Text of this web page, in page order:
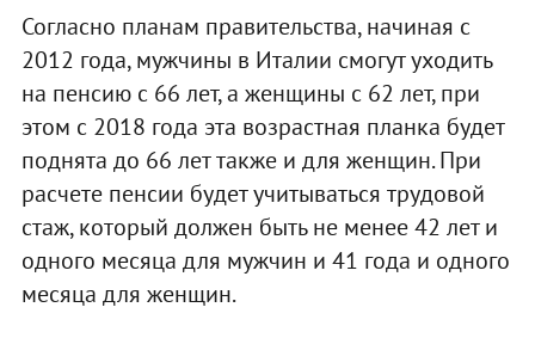
Согласно планам правительства, начиная с
2012 года, мужчины в Италии смогут уходить
на пенсию с 66 лет, а женщины с 62 лет, при
этом с 2018 года эта возрастная планка будет
поднята до 66 лет также и для женщин. При
расчете пенсии будет учитываться трудовой
стаж, который должен быть не менее 42 лет и
одного месяца для мужчин и 41 года и одного
месяца для женщин.